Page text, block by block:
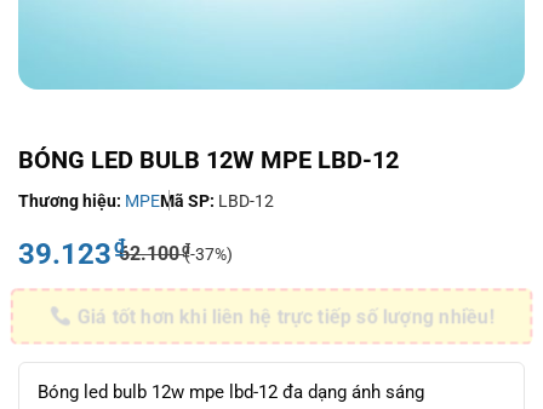
BÓNG LED BULB 12W MPE LBD-12
Thương hiệu: MPEMã SP: LBD-12
39.123₫62.100₫(-37%)
Giá tốt hơn khi liên hệ trực tiếp số lượng nhiều!
Bóng led bulb 12w mpe lbd-12 đa dạng ánh sáng